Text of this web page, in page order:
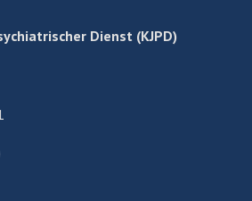
Dienst (KJPD)